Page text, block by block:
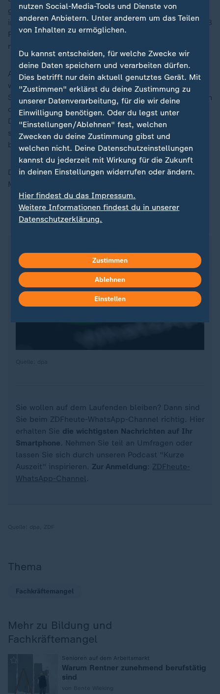
gefragt. 67 Prozent der Befragten befürworten
internationale Vergleichsstudien, allerdings glauben 58
Prozent nicht, dass die Tests Schule und Unterricht
nachhaltig verändern.
Auf die Frage, für welche Bildungsangebote sie bereit
wären zu zahlen, antworteten 89 Prozent, dass die
Schule kostenlos sein sollte. 54 Prozent wünschen sich
dies auch für die Kita. 59 Prozent finden, dass
Deutschkurse für Zuwanderer kostenfrei zugänglich
sein sollten. Knapp die Hälfte der Befragten
befürwortet auch ein Studium ohne Gebühren.
Den Angaben zufolge wurden im Juli mehr als 1.000
Menschen ab 16 Jahren repräsentativ befragt.
ZDFheute auf WhatsApp
Sie wollen auf dem Laufenden bleiben? Dann sind
Sie beim ZDFheute-WhatsApp-Channel richtig. Hier
erhalten Sie die wichtigsten Nachrichten auf Ihr
Smartphone. Nehmen Sie teil an Umfragen oder
lassen Sie sich durch unseren Podcast "Kurze
Auszeit" inspirieren. Zur Anmeldung : ZDFheute-
WhatsApp-Channel.
Thema
Fachkräftemangel
Mehr zu Bildung und
Fachkräftemangel
Senioren auf dem Arbeitsmarkt
Warum Rentner zunehmend berufstätig
sind
nutzen Social-Media-Tools und Dienste von
anderen Anbietern. Unter anderem um das Teilen
von Inhalten zu ermöglichen.
Du kannst entscheiden, für welche Zwecke wir
deine Daten speichern und verarbeiten dürfen.
Dies betrifft nur dein aktuell genutztes Gerät. Mit
"Zustimmen" erklärst du deine Zustimmung zu
unserer Datenverarbeitung, für die wir deine
Einwilligung benötigen. Oder du legst unter
"Einstellungen/Ablehnen" fest, welchen
Zwecken du deine Zustimmung gibst und
welchen nicht. Deine Datenschutzeinstellungen
kannst du jederzeit mit Wirkung für die Zukunft
in deinen Einstellungen widerrufen oder ändern.
Hier findest du das Impressum.
Weitere Informationen findest du in unserer
Datenschutzerklärung.
Zustimmen
Ablehnen
Einstellen